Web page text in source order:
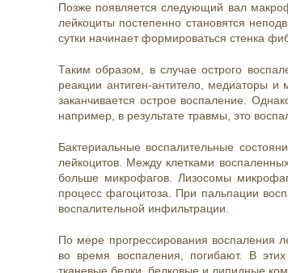
Позже появляется следующий вал
лейкоциты постепенно становятся
сутки начинает формироваться стенка
Таким образом, в случае острого
реакции антиген-антитело, медиаторы и
заканчивается острое воспаление.
например, в результате травмы, это
Бактериальные воспалительные
лейкоцитов. Между клетками
больше микрофагов. Лизосомы
процесс фагоцитоза. При пальпации
воспалительной инфильтрации.
По мере прогрессирования воспаления
во время воспаления, погибают. В